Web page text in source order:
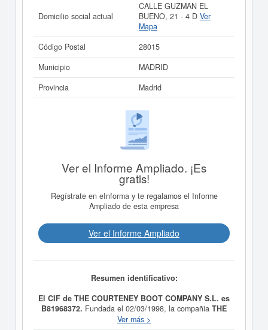
Domicilio social actual
CALLE GUZMAN EL
BUENO, 21 - 4 D Ver
Mapa
Código Postal
28015
Municipio
MADRID
Provincia
Madrid
Ver el Informe Ampliado. ¡Es
gratis!
Regístrate en eInforma y te regalamos el Informe
Ampliado de esta empresa
Ver el Informe Ampliado
Resumen identificativo:
El CIF de THE COURTENEY BOOT COMPANY S.L. es
B81968372. Fundada el 02/03/1998, la compañia THE
COURTENEY BOOT COMPANY S.L.
Ver más >